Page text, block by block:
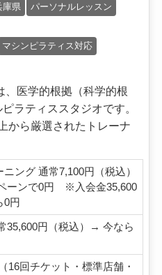
庫県
パーソナルレッスン
マシンピラティス対応
、医学的根拠（科学的根
ラティススタジオです。
から厳選されたトレーナ
ング 通常7,100円（税込）
ーンで0円 ※入会金35,600
0円
35,600円（税込）→ 今なら
16回チケット・標準店舗・